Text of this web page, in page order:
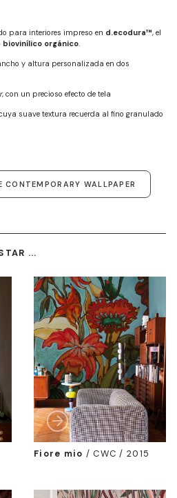
para interiores impreso en d.ecodura™, el
biovinílico orgánico.
y altura personalizada en dos
, con un precioso efecto de tela
suave textura recuerda al fino granulado
CONTEMPORARY WALLPAPER
...
Fiore mio /CWC / 2015